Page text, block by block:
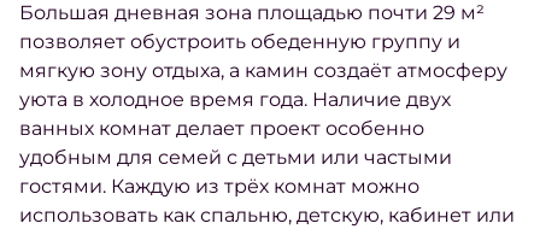
Большая дневная зона площадью почти 29 м²
позволяет обустроить обеденную группу и
мягкую зону отдыха, а камин создаёт атмосферу
уюта в холодное время года. Наличие двух
ванных комнат делает проект особенно
удобным для семей с детьми или частыми
гостями. Каждую из трёх комнат можно
использовать как спальню, детскую, кабинет или